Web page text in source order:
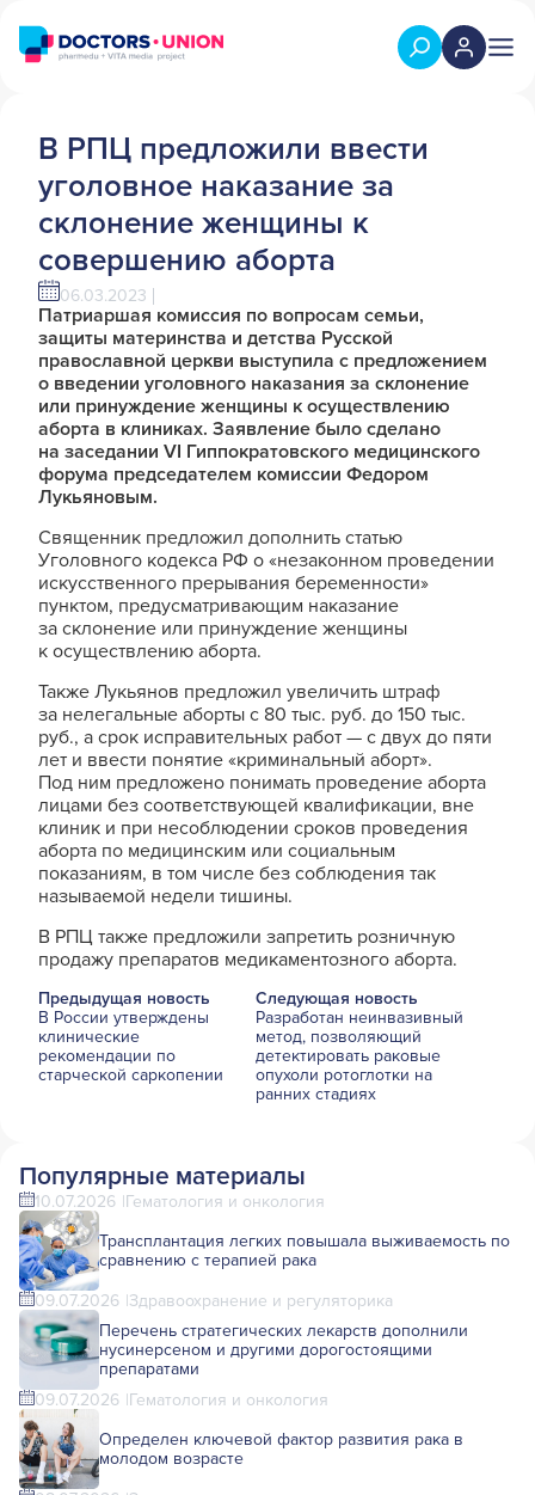
В РПЦ предложили ввести
уголовное наказание за
склонение женщины к
совершению аборта
06.03.2023
Патриаршая комиссия по вопросам семьи,
защиты материнства и детства Русской
православной церкви выступила с предложением
о введении уголовного наказания за склонение
или принуждение женщины к осуществлению
аборта в клиниках. Заявление было сделано
на заседании VI Гиппократовского медицинского
форума председателем комиссии Федором
Лукьяновым.
Священник предложил дополнить статью
Уголовного кодекса РФ о «незаконном проведении
искусственного прерывания беременности»
пунктом, предусматривающим наказание
за склонение или принуждение женщины
к осуществлению аборта.
Также Лукьянов предложил увеличить штраф
за нелегальные аборты с 80 тыс. руб. до 150 тыс.
руб., а срок исправительных работ — с двух до пяти
лет и ввести понятие «криминальный аборт».
Под ним предложено понимать проведение аборта
лицами без соответствующей квалификации, вне
клиник и при несоблюдении сроков проведения
аборта по медицинским или социальным
показаниям, в том числе без соблюдения так
называемой недели тишины.
В РПЦ также предложили запретить розничную
продажу препаратов медикаментозного аборта.
Предыдущая новость
В России утверждены
клинические
рекомендации по
старческой саркопении
Следующая новость
Разработан неинвазивный
метод, позволяющий
детектировать раковые
опухоли ротоглотки на
ранних стадиях
Популярные материалы
10.07.2026 Гематология и онкология
Трансплантация легких повышала выживаемость по
сравнению с терапией рака
09.07.2026 Здравоохранение и регуляторика
Перечень стратегических лекарств дополнили
нусинерсеном и другими дорогостоящими
препаратами
09.07.2026 Гематология и онкология
Определен ключевой фактор развития рака в
молодом возрасте